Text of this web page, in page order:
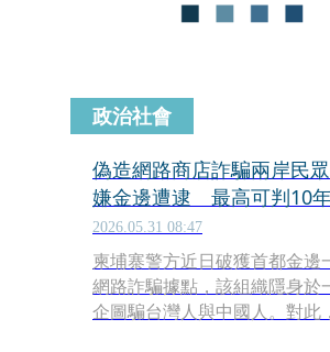
政治社會
偽造網路商店詐騙兩岸民
嫌金邊遭逮 最高可判10
2026.05.31 08:47
柬埔寨警方近日破獲首都金邊
網路詐騙據點，該組織隱身於
企圖騙台灣人與中國人。對此